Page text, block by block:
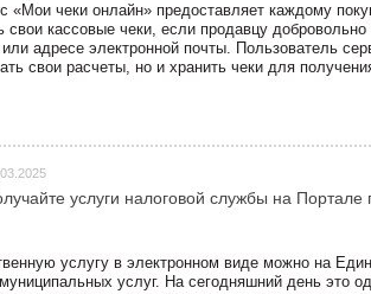
«Мои чеки онлайн» предоставляет каждому
свои кассовые чеки, если продавцу
адресе электронной почты. Пользователь
свои расчеты, но и хранить чеки для
услуги налоговой службы на Портале
услугу в электронном виде можно на
услуг. На сегодняшний день это